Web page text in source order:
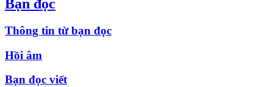
Bạn đọc
Thông tin từ bạn đọc
Hồi âm
Bạn đọc viết